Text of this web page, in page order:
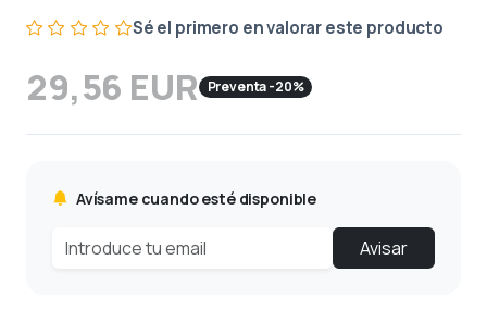
Sé el primero en valorar este producto
29,56 EUR Preventa -20%
Avísame cuando esté disponible
Avisar